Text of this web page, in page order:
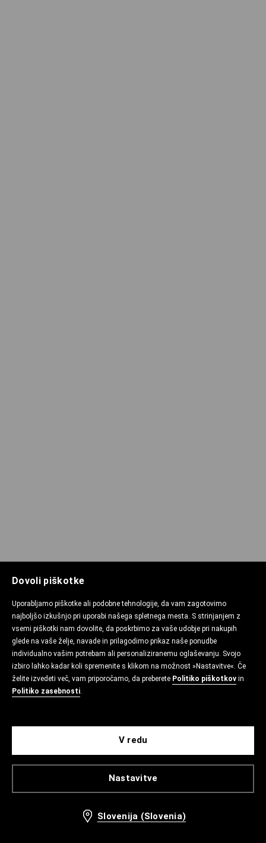
Dovoli piškotke
Uporabljamo piškotke ali podobne tehnologije, da vam zagotovimo
najboljšo izkušnjo pri uporabi našega spletnega mesta. S strinjanjem z
vsemi piškotki nam dovolite, da poskrbimo za vaše udobje pri nakupih
glede na vaše želje, navade in prilagodimo prikaz naše ponudbe
individualno vašim potrebam ali personaliziranemu oglaševanju. Svojo
izbiro lahko kadar koli spremenite s klikom na možnost »Nastavitve«. Če
želite izvedeti več, vam priporočamo, da preberete Politiko piškotkov in
Politiko zasebnosti.
Nastavitve
V redu
Slovenija (Slovenia)